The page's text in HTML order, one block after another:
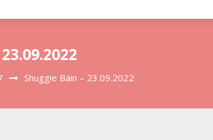
Shuggie Bain – 23.09.2022